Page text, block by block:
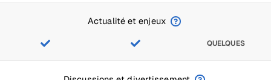
Actualité et enjeux
QUELQUES